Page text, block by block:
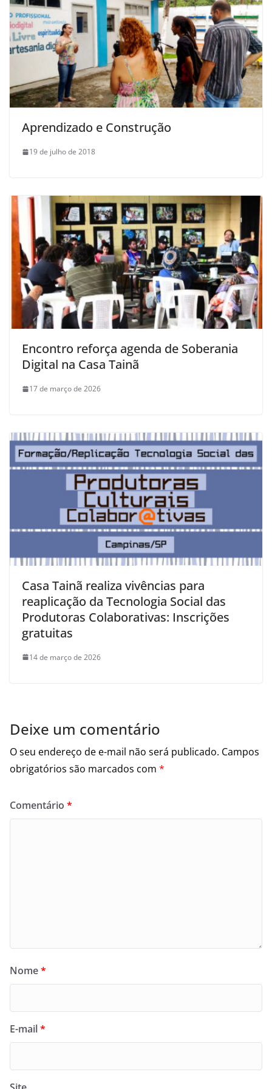
Aprendizado e Construção
19 de julho de 2018
Encontro reforça agenda de Soberania
Digital na Casa Tainã
17 de março de 2026
Casa Tainã realiza vivências para
reaplicação da Tecnologia Social das
Produtoras Colaborativas: Inscrições
gratuitas
14 de março de 2026
Deixe um comentário
O seu endereço de e-mail não será publicado. Campos
obrigatórios são marcados com *
Comentário *
Nome*
E-mail*